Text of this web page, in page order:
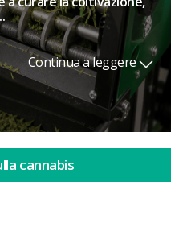
Continua a leggere
cannabis